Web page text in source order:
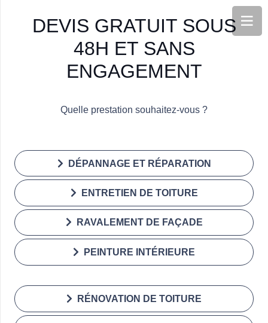
DEVIS GRATUIT SOUS
48H ET SANS
ENGAGEMENT
Quelle prestation souhaitez-vous ?
DÉPANNAGE ET RÉPARATION
ENTRETIEN DE TOITURE
RAVALEMENT DE FAÇADE
PEINTURE INTÉRIEURE
RÉNOVATION DE TOITURE